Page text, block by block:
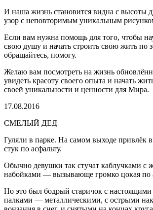
И наша жизнь становится видна с высоты
узор с неповторимым уникальным
Если вам нужна помощь для того, чтобы
свою душу и начать строить свою жить по
обращайтесь, помогу.
Желаю вам посмотреть на жизнь
увидеть красоту своего опыта и начать
своей уникальности и ценности для Мира.
17.08.2016
СМЕЛЫЙ ДЕД
Гуляли в парке. На самом выходе привлёк
стук по асфальту.
Обычно девушки так стучат каблучками с
набойками — вызывающе громко цокая по
Но это был бодрый старичок с
палками — металлическими, с острыми